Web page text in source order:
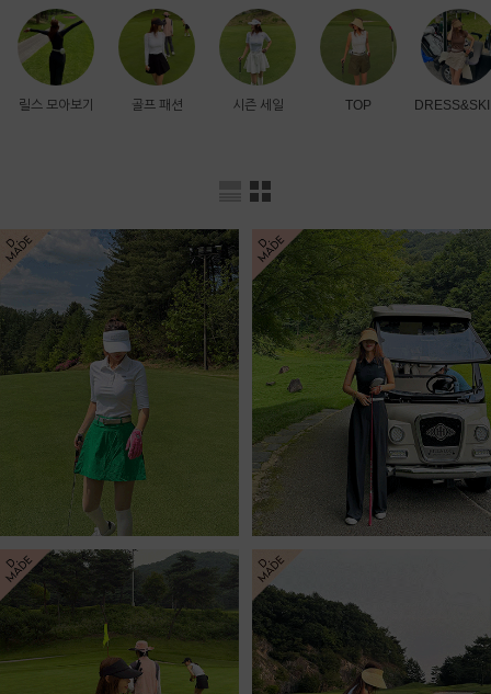
릴스 모아보기 골프 패션 시즌 세일 TOP